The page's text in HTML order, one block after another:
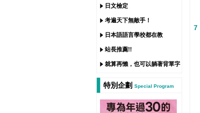
日文檢定
考遍天下無敵手！
日本語語言學校都在教
站長推薦!!
就算再懶，也可以躺著背單字
特別企劃 Special Program
7